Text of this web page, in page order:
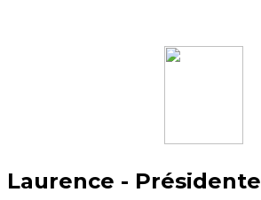
Laurence - Présidente